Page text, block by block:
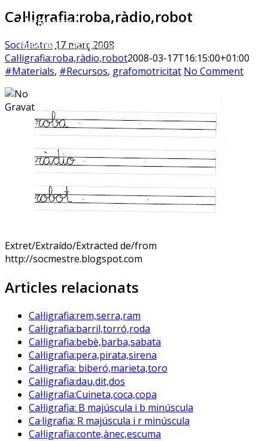
Sóc.Mestre
Aprenent a aprendre…
Cal·ligrafia:roba,ràdio,robot
SocMestre 17 març 2008
Cal·ligrafia:roba,ràdio,robot2008-03-17T16:15:00+01:00
#Materials, #Recursos, grafomotricitat No Comment
Extret/Extraído/Extracted de/from
http://socmestre.blogspot.com
Articles relacionats
Cal·ligrafia:rem,serra,ram
Cal·ligrafia:barril,torró,roda
Cal·ligrafia:bebè,barba,sabata
Cal·ligrafia:pera,pirata,sirena
Cal·ligrafia: biberó,marieta,toro
Cal·ligrafia:dau,dit,dos
Cal·ligrafia:Cuineta,coca,copa
Cal·ligrafia: B majúscula i b minúscula
Ca·ligrafia: R majúscula i r minúscula
Cal·ligrafia:conte,ànec,escuma